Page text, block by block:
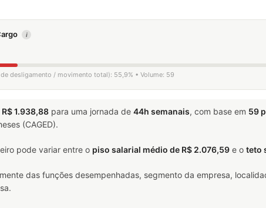
i
desligamento / movimento total): 55,9% • Volume: 59
R$ 1.938,88 para uma jornada de 44h semanais, com base em 59
(CAGED).
pode variar entre o piso salarial médio de R$ 2.076,59 e o teto
das funções desempenhadas, segmento da empresa,